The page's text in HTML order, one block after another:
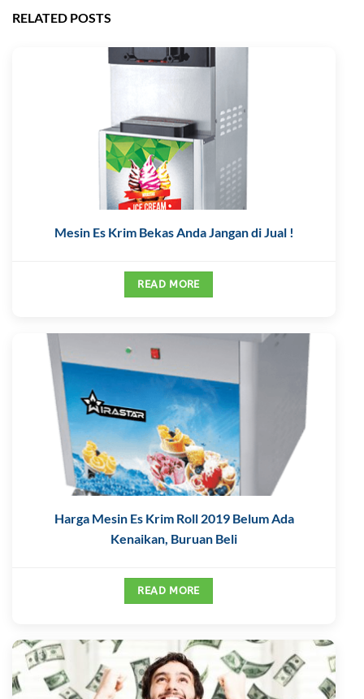
RELATED POSTS
Mesin Es Krim Bekas Anda Jangan di Jual !
READ MORE
Harga Mesin Es Krim Roll 2019 Belum Ada
Kenaikan, Buruan Beli
READ MORE